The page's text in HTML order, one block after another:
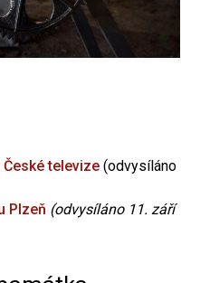
televize (odvysíláno
Plzeň (odvysíláno 11. září